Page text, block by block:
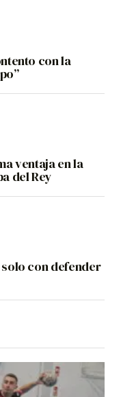
con la
ventaja en la
del Rey
con defender